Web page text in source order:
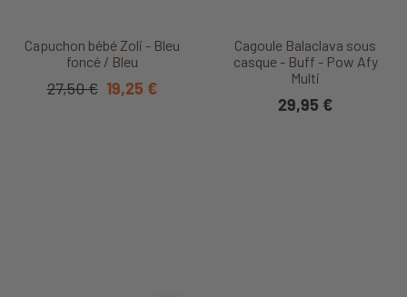
Capuchon bébé Zoli - Bleu
foncé / Bleu
27,50 € 19,25 €
Cagoule Balaclava sous
casque - Buff - Pow Afy
Multi
29,95 €